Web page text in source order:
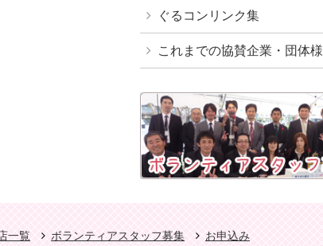
ぐるコンリンク集
これまでの協賛企業・団体様
一覧 ボランティアスタッフ募集
お申込み